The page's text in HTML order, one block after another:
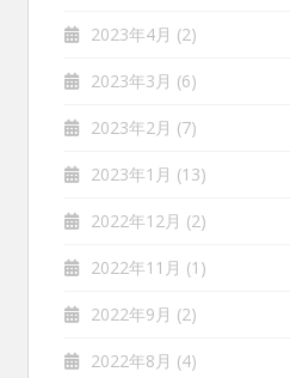
2023年4月 (2)
2023年3月 (6)
2023年2月 (7)
2023年1月 (13)
2022年12月 (2)
2022年11月 (1)
2022年9月 (2)
2022年8月 (4)